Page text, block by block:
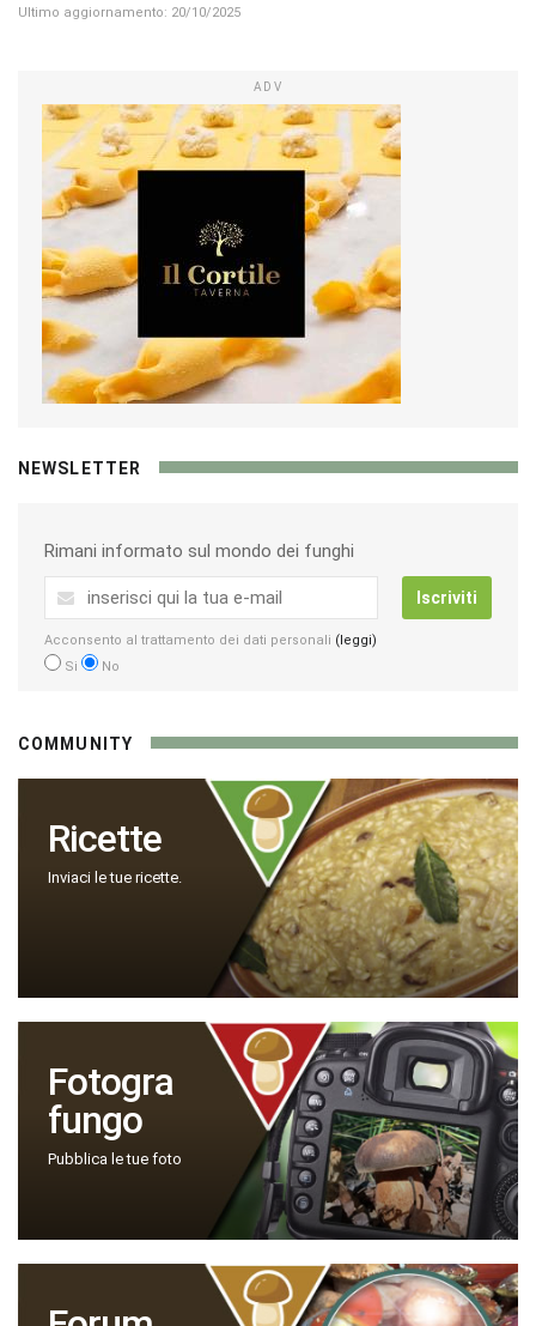
Ultimo aggiornamento: 20/10/2025
ADV
NEWSLETTER
Rimani informato sul mondo dei funghi
Iscriviti
Acconsento al trattamento dei dati personali (leggi)
Si
No
COMMUNITY
Ricette
Inviaci le tue ricette.
Fotogra
fungo
Pubblica le tue foto